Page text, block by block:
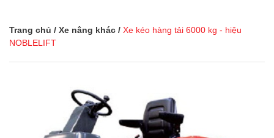
Trang chủ / Xe nâng khác / Xe kéo hàng tải 6000 kg - hiệu
NOBLELIFT